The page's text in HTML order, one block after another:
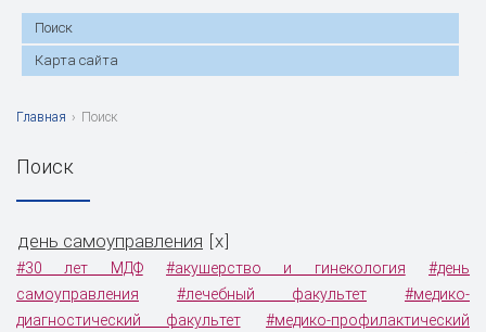
Поиск
Карта сайта
Главная › Поиск
Поиск
день самоуправления x
#30 лет МДФ #акушерство и гинекология
#день
самоуправления
#лечебный факультет
#медико-
диагностический факультет
#медико-профилактический